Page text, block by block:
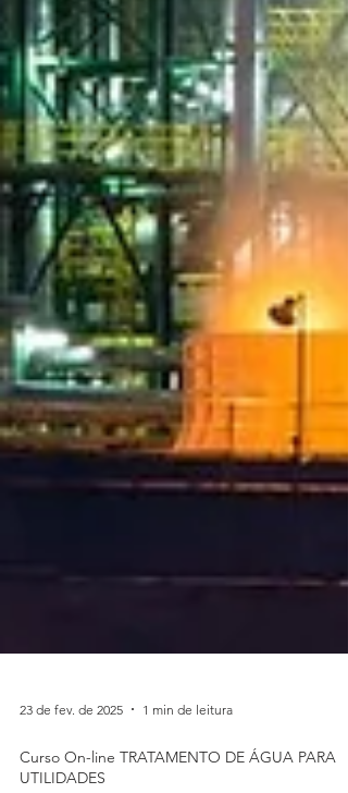
23 de fev. de 2025 1 min de leitura